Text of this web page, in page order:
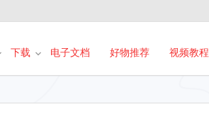
下载 电子文档 好物推荐 视频教程